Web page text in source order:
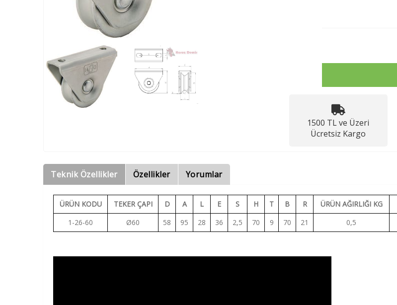
1500 TL ve Üzeri
Ücretsiz Kargo
Teknik Özellikler Özellikler Yorumlar
ÜRÜN KODU TEKER ÇAPI D A L E S H T B R ÜRÜN AĞIRLIĞI KG
1-26-60
Ø60 58 95 28 36 2,5 70 9 70 21 0,5